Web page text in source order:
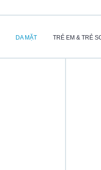
DA MẶT TRẺ EM & TRẺ